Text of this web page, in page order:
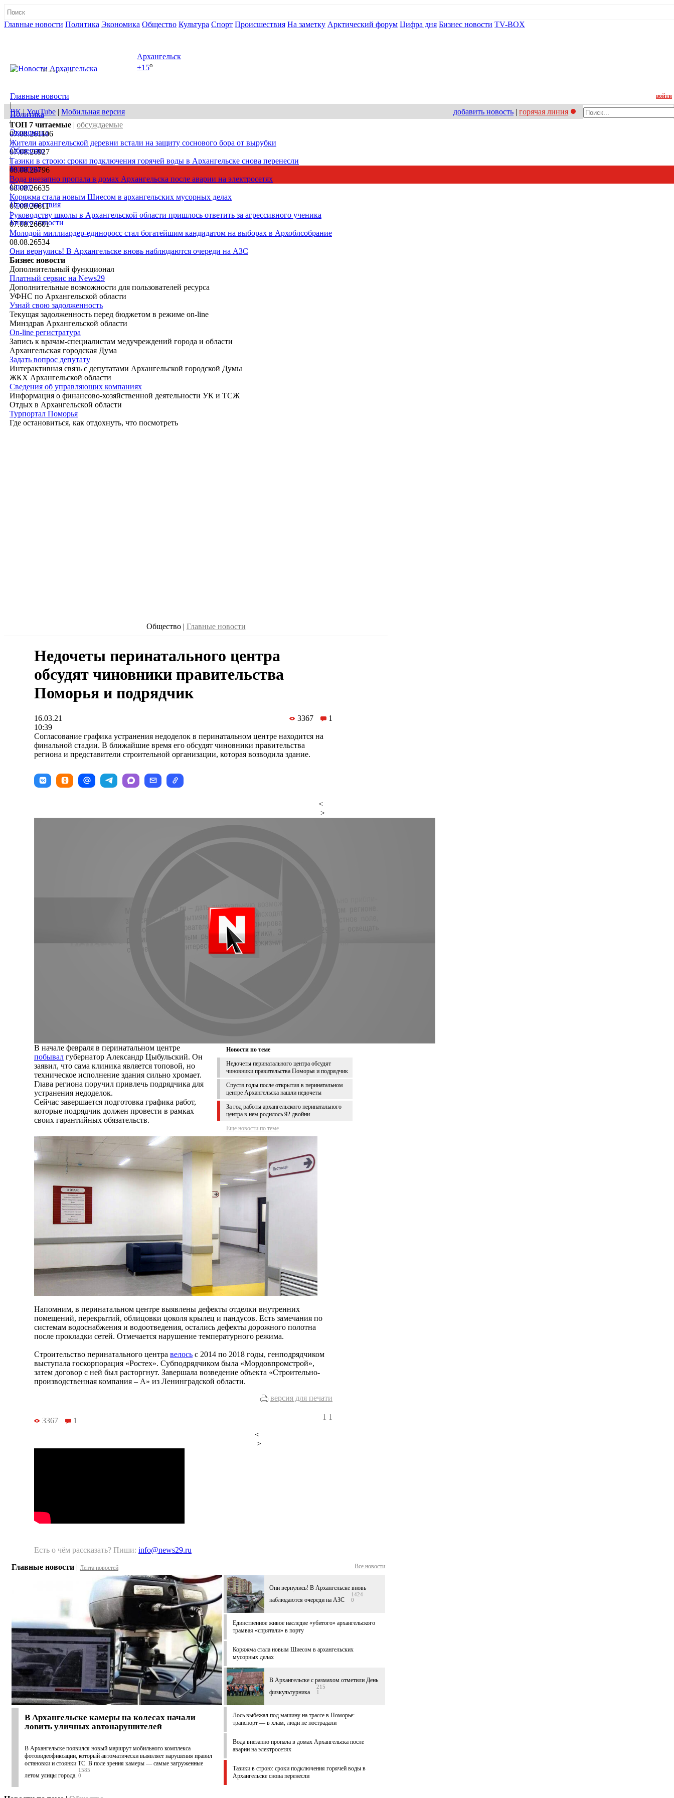
Главные новости Политика Экономика Общество Культура Спорт Происшествия На заметку Арктический форум Цифра дня Бизнес новости TV-BOX
09 августа, вс
Архангельск
+15o
Главные новости
|
Политика
|
Экономика
|
Общество
|
Культура
|
Спорт
|
Происшествия
|
Бизнес новости
|
войти
ВК|YouTube | Мобильная версия добавить новость | горячая линия
ТОП 7 читаемые | обсуждаемые
07.08.261106
Жители архангельской деревни встали на защиту соснового бора от вырубки
07.08.26927
Тазики в строю: сроки подключения горячей воды в Архангельске снова перенесли
08.08.26796
Вода внезапно пропала в домах Архангельска после аварии на электросетях
08.08.26635
Коряжма стала новым Шиесом в архангельских мусорных делах
07.08.26611
Руководству школы в Архангельской области пришлось ответить за агрессивного ученика
07.08.26601
Молодой миллиардер-единоросс стал богатейшим кандидатом на выборах в Архоблсобрание
08.08.26534
Они вернулись! В Архангельске вновь наблюдаются очереди на АЗС
Бизнес новости
Дополнительный функционал
Платный сервис на News29
Дополнительные возможности для пользователей ресурса
УФНС по Архангельской области
Узнай свою задолженность
Текущая задолженность перед бюджетом в режиме on-line
Минздрав Архангельской области
On-line регистратура
Запись к врачам-специалистам медучреждений города и области
Архангельская городская Дума
Задать вопрос депутату
Интерактивная связь с депутатами Архангельской городской Думы
ЖКХ Архангельской области
Сведения об управляющих компаниях
Информация о финансово-хозяйственной деятельности УК и ТСЖ
Отдых в Архангельской области
Турпортал Поморья
Где остановиться, как отдохнуть, что посмотреть
Общество | Главные новости
Недочеты перинатального центра
обсудят чиновники правительства
Поморья и подрядчик
16.03.21
10:39
3367 1
Согласование графика устранения недоделок в перинатальном центре находится на
финальной стадии. В ближайшие время его обсудят чиновники правительства
региона и представители строительной организации, которая возводила здание.
<
>
Новости по теме
Недочеты перинатального центра обсудят
чиновники правительства Поморья и подрядчик
Спустя годы после открытия в перинатальном
центре Архангельска нашли недочеты
За год работы архангельского перинатального
центра в нем родилось 92 двойни
Еще новости по теме
В начале февраля в перинатальном центре
побывал губернатор Александр Цыбульский. Он
заявил, что сама клиника является топовой, но
техническое исполнение здания сильно хромает.
Глава региона поручил привлечь подрядчика для
устранения недоделок.
Сейчас завершается подготовка графика работ,
которые подрядчик должен провести в рамках
своих гарантийных обязательств.
Напомним, в перинатальном центре выявлены дефекты отделки внутренних
помещений, перекрытий, облицовки цоколя крылец и пандусов. Есть замечания по
системам водоснабжения и водоотведения, остались дефекты дорожного полотна
после прокладки сетей. Отмечается нарушение температурного режима.
Строительство перинатального центра велось с 2014 по 2018 годы, генподрядчиком
выступала госкорпорация «Ростех». Субподрядчиком была «Мордовпромстрой»,
затем договор с ней был расторгнут. Завершала возведение объекта «Строительно-
производственная компания – А» из Ленинградской области.
версия для печати
3367 1 1 1
<
>
Есть о чём рассказать? Пиши: info@news29.ru
Главные новости | Лента новостей Все новости
В Архангельске камеры на колесах начали
ловить уличных автонарушителей
В Архангельске появился новый маршрут мобильного комплекса
фотовидеофиксации, который автоматически выявляет нарушения правил
остановки и стоянки ТС. В поле зрения камеры — самые загруженные
летом улицы города.
1585
0
Они вернулись! В Архангельске вновь
наблюдаются очереди на АЗС
1424
0
Единственное живое наследие «убитого» архангельского
трамвая «спрятали» в порту
Коряжма стала новым Шиесом в архангельских
мусорных делах
В Архангельске c размахом отметили День
физкультурника
215
1
Лось выбежал под машину на трассе в Поморье:
транспорт — в хлам, люди не пострадали
Вода внезапно пропала в домах Архангельска после
аварии на электросетях
Тазики в строю: сроки подключения горячей воды в
Архангельске снова перенесли